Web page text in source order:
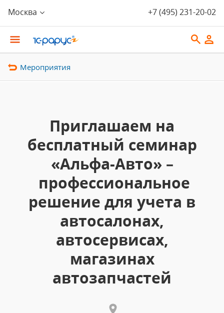
Москва +7 (495) 231-20-02
Мероприятия
Приглашаем на
бесплатный семинар
«Альфа-Авто» –
профессиональное
решение для учета в
автосалонах,
автосервисах,
магазинах
автозапчастей